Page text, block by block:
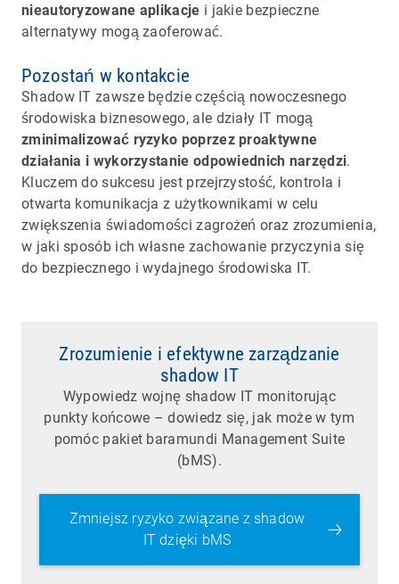
nieautoryzowane aplikacje i jakie bezpieczne
alternatywy mogą zaoferować.
Pozostań w kontakcie
Shadow IT zawsze będzie częścią nowoczesnego
środowiska biznesowego, ale działy IT mogą
zminimalizować ryzyko poprzez proaktywne
działania i wykorzystanie odpowiednich narzędzi.
Kluczem do sukcesu jest przejrzystość, kontrola i
otwarta komunikacja z użytkownikami w celu
zwiększenia świadomości zagrożeń oraz zrozumienia,
w jaki sposób ich własne zachowanie przyczynia się
do bezpiecznego i wydajnego środowiska IT.
Zrozumienie i efektywne zarządzanie
shadow IT
Wypowiedz wojnę shadow IT monitorując
punkty końcowe – dowiedz się, jak może w tym
pomóc pakiet baramundi Management Suite
(bMS).
Zmniejsz ryzyko związane z shadow
IT dzięki bMS